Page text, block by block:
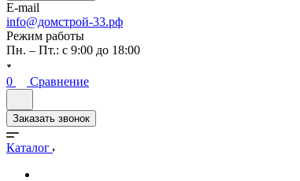
E-mail
info@домстрой-33.рф
Режим работы
Пн. – Пт.: с 9:00 до 18:00
0 Сравнение
Заказать звонок
Каталог